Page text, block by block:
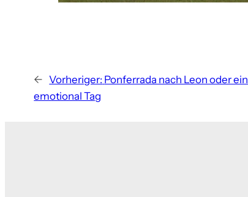
← Vorheriger: Ponferrada nach Leon oder ein
emotional Tag